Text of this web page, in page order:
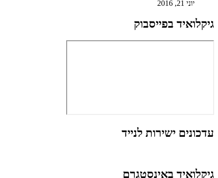
יוני 21, 2016
גיקלואיד בפייסבוק
עדכונים ישירות לנייד
גיקלואיד באינסטגרם